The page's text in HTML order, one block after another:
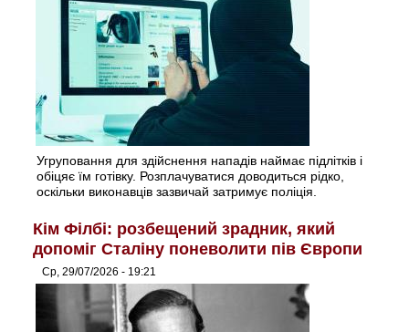
Угруповання для здійснення нападів наймає підлітків і
обіцяє їм готівку. Розплачуватися доводиться рідко,
оскільки виконавців зазвичай затримує поліція.
Кім Філбі: розбещений зрадник, який
допоміг Сталіну поневолити пів Європи
Ср, 29/07/2026 - 19:21